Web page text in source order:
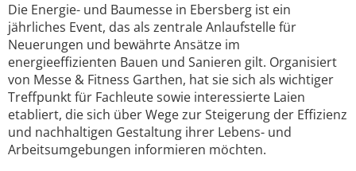
Die Energie- und Baumesse in Ebersberg ist ein
jährliches Event, das als zentrale Anlaufstelle für
Neuerungen und bewährte Ansätze im
energieeffizienten Bauen und Sanieren gilt. Organisiert
von Messe & Fitness Garthen, hat sie sich als wichtiger
Treffpunkt für Fachleute sowie interessierte Laien
etabliert, die sich über Wege zur Steigerung der Effizienz
und nachhaltigen Gestaltung ihrer Lebens- und
Arbeitsumgebungen informieren möchten.